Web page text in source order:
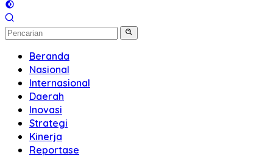
Beranda
Nasional
Internasional
Daerah
Inovasi
Strategi
Kinerja
Reportase